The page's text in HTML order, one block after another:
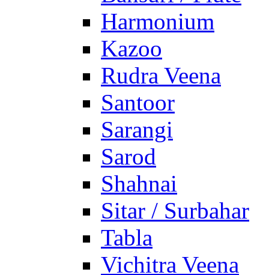
Harmonium
Kazoo
Rudra Veena
Santoor
Sarangi
Sarod
Shahnai
Sitar / Surbahar
Tabla
Vichitra Veena